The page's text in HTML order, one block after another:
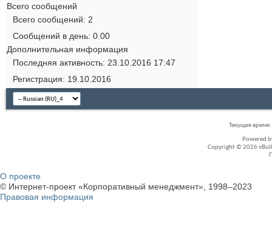
Всего сообщений
Всего сообщений
2
Сообщений в день 0.00
Дополнительная информация
Последняя активность 23.10.2016 17:47
Регистрация
19.10.2016
Текущее время:
Powered
Copyright © 2026
О проекте
© Интернет-проект «Корпоративный менеджмент», 1998–2023
Правовая информация